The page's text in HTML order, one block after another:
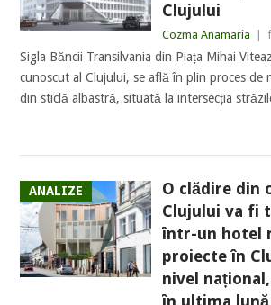
Clujului
Cozma Anamaria
Sigla Băncii Transilvania din Piața Mihai
cunoscut al Clujului, se află în plin proces de
din sticlă albastră, situată la intersecția
ANALIZE
O clădire din
Clujului va fi
într-un hotel
proiecte în
nivel
în ultima lună